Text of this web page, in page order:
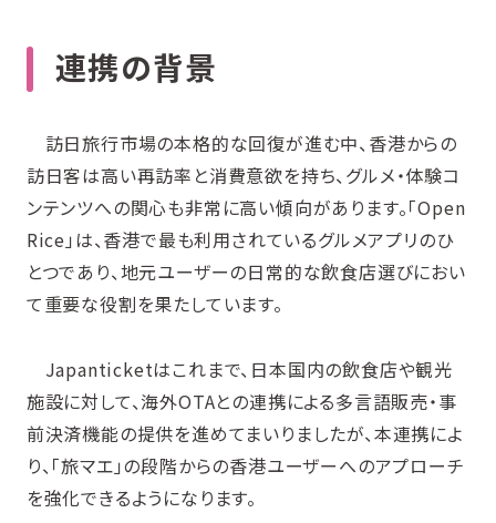
連携の背景
訪日旅行市場の本格的な回復が進む中、香港からの
訪日客は高い再訪率と消費意欲を持ち、グルメ・体験コ
ンテンツへの関心も非常に高い傾向があります。「Open
Rice」は、香港で最も利用されているグルメアプリのひ
とつであり、地元ユーザーの日常的な飲食店選びにおい
て重要な役割を果たしています。
Japanticketはこれまで、日本国内の飲食店や観光
施設に対して、海外OTAとの連携による多言語販売・事
前決済機能の提供を進めてまいりましたが、本連携によ
り、「旅マエ」の段階からの香港ユーザーへのアプローチ
を強化できるようになります。